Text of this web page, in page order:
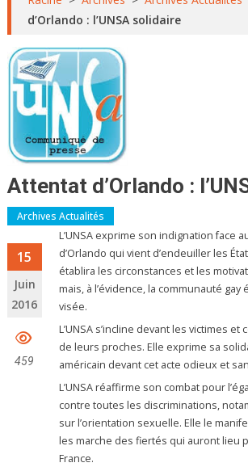
d’Orlando : l’UNSA solidaire
Attentat d’Orlando :
Archives Actualités
15
Juin
2016
459
L’UNSA exprime son indignation face
d’Orlando qui vient d’endeuiller les
établira les circonstances et les
mais, à l’évidence, la communauté
visée.
L’UNSA s’incline devant les victimes
de leurs proches. Elle exprime sa
américain devant cet acte odieux et
L’UNSA réaffirme son combat pour
contre toutes les discriminations,
sur l’orientation sexuelle. Elle le
les marche des fiertés qui auront lieu
France.